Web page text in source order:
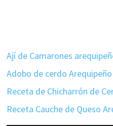
Ají de Camarones
Adobo de cerdo Arequipeño
Receta de Chicharrón de
Receta Cauche de Queso